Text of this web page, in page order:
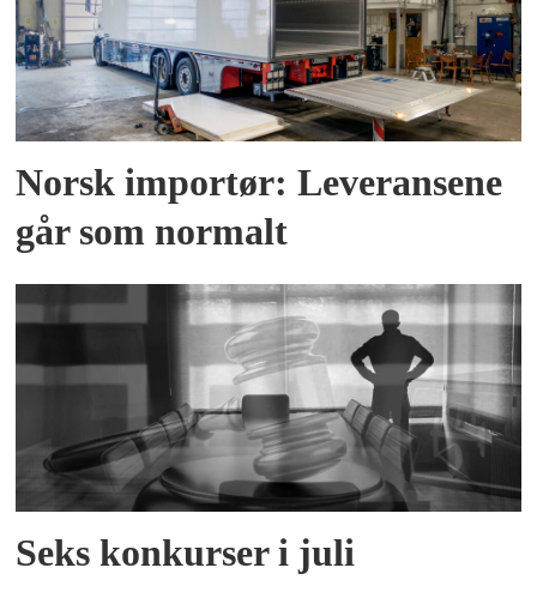
Norsk importør: Leveransene
går som normalt
Seks konkurser i juli